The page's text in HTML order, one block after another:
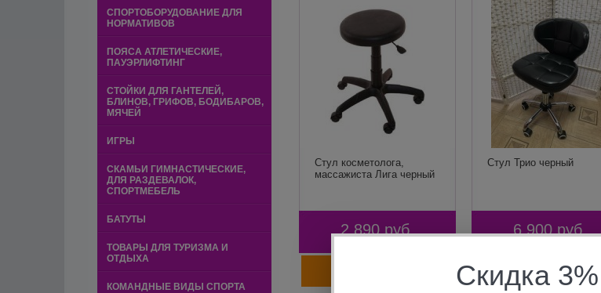
СПОРТОБОРУДОВАНИЕ ДЛЯ
НОРМАТИВОВ
ПОЯСА АТЛЕТИЧЕСКИЕ,
ПАУЭРЛИФТИНГ
СТОЙКИ ДЛЯ ГАНТЕЛЕЙ,
БЛИНОВ, ГРИФОВ, БОДИБАРОВ,
МЯЧЕЙ
ИГРЫ
СКАМЬИ ГИМНАСТИЧЕСКИЕ,
ДЛЯ РАЗДЕВАЛОК,
СПОРТМЕБЕЛЬ
БАТУТЫ
ТОВАРЫ ДЛЯ ТУРИЗМА И
ОТДЫХА
КОМАНДНЫЕ ВИДЫ СПОРТА
Стул косметолога,
массажиста Лига черный
2 890 руб.
Стул Трио черный
6 900 руб.
В корзину
Скидка 3%